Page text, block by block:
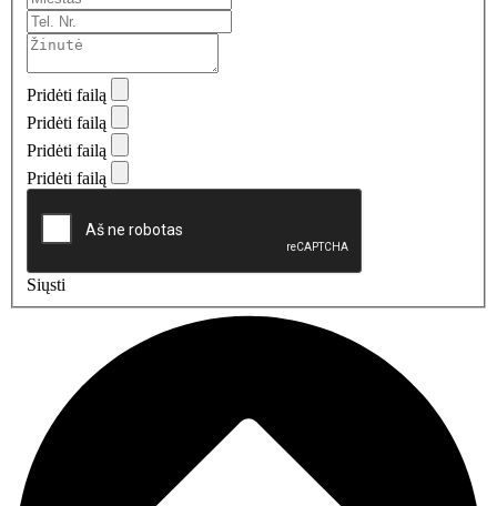
Pridėti failą
Pridėti failą
Pridėti failą
Pridėti failą
Siųsti